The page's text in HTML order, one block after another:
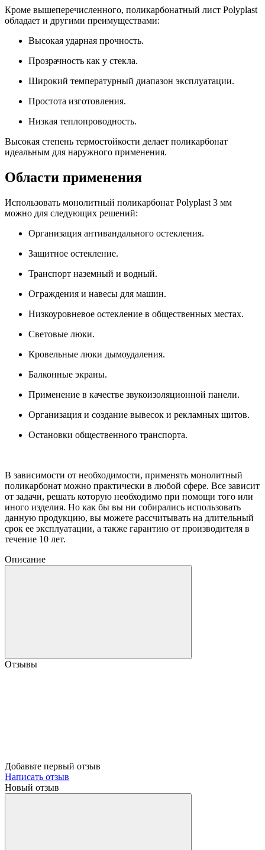
Кроме вышеперечисленного, поликарбонатный лист Polyplast
обладает и другими преимуществами:
Высокая ударная прочность.
Прозрачность как у стекла.
Широкий температурный диапазон эксплуатации.
Простота изготовления.
Низкая теплопроводность.
Высокая степень термостойкости делает поликарбонат
идеальным для наружного применения.
Области применения
Использовать монолитный поликарбонат Polyplast 3 мм
можно для следующих решений:
Организация антивандального остекления.
Защитное остекление.
Транспорт наземный и водный.
Ограждения и навесы для машин.
Низкоуровневое остекление в общественных местах.
Световые люки.
Кровельные люки дымоудаления.
Балконные экраны.
Применение в качестве звукоизоляционной панели.
Организация и создание вывесок и рекламных щитов.
Остановки общественного транспорта.
В зависимости от необходимости, применять монолитный
поликарбонат можно практически в любой сфере. Все зависит
от задачи, решать которую необходимо при помощи того или
иного изделия. Но как бы вы ни собирались использовать
данную продукцию, вы можете рассчитывать на длительный
срок ее эксплуатации, а также гарантию от производителя в
течение 10 лет.
Описание
Отзывы
Добавьте первый отзыв
Написать отзыв
Новый отзыв